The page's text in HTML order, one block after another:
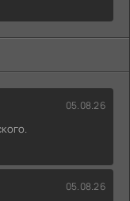
05.08.26
05.08.26